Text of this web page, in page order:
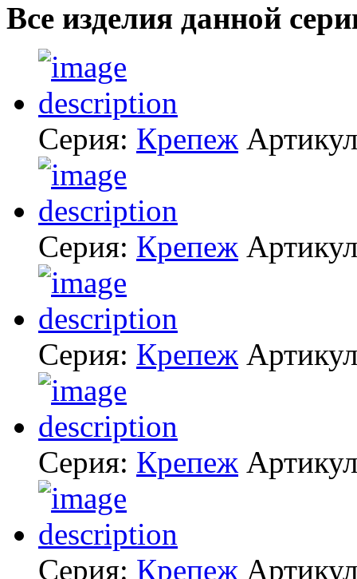
Все изделия данной
Серия: Крепеж
Серия: Крепеж
Серия: Крепеж
Серия: Крепеж
Серия: Крепеж